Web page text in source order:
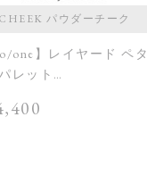
CHEEK パウダーチーク
one】レイヤード ペタ
レット
Collection＞EX03